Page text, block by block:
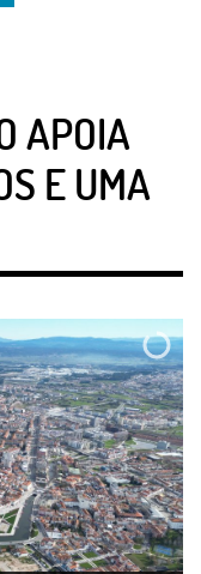
APOIA
E UMA